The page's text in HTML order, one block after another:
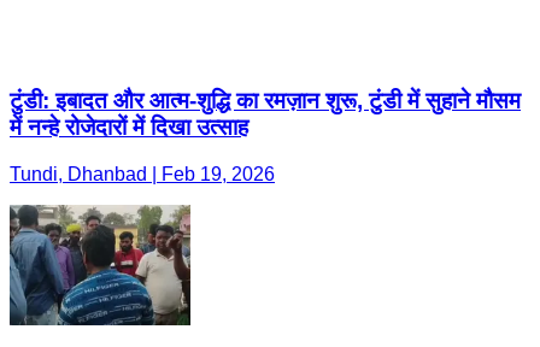
टुंडी: इबादत और आत्म-शुद्धि का रमज़ान शुरू, टुंडी में सुहाने मौसम
में नन्हे रोजेदारों में दिखा उत्साह
Tundi, Dhanbad | Feb 19, 2026